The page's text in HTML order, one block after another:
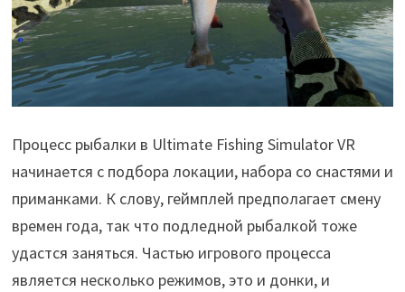
Процесс рыбалки в Ultimate Fishing Simulator VR
начинается с подбора локации, набора со снастями и
приманками. К слову, геймплей предполагает смену
времен года, так что подледной рыбалкой тоже
удастся заняться. Частью игрового процесса
является несколько режимов, это и донки, и